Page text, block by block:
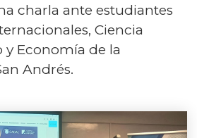
charla ante estudiantes
Ciencia
y Economía de la
Andrés.